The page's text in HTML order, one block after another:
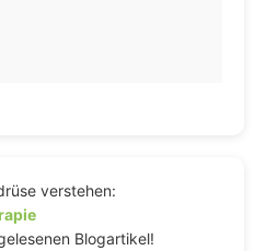
verstehen:
Blogartikel!